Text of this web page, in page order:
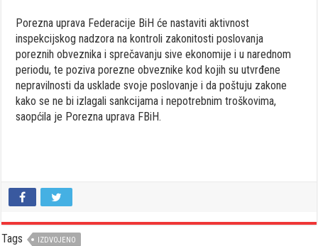
Porezna uprava Federacije BiH će nastaviti aktivnost
inspekcijskog nadzora na kontroli zakonitosti poslovanja
poreznih obveznika i sprečavanju sive ekonomije i u narednom
periodu, te poziva porezne obveznike kod kojih su utvrđene
nepravilnosti da usklade svoje poslovanje i da poštuju zakone
kako se ne bi izlagali sankcijama i nepotrebnim troškovima,
saopćila je Porezna uprava FBiH.
Tags IZDVOJENO